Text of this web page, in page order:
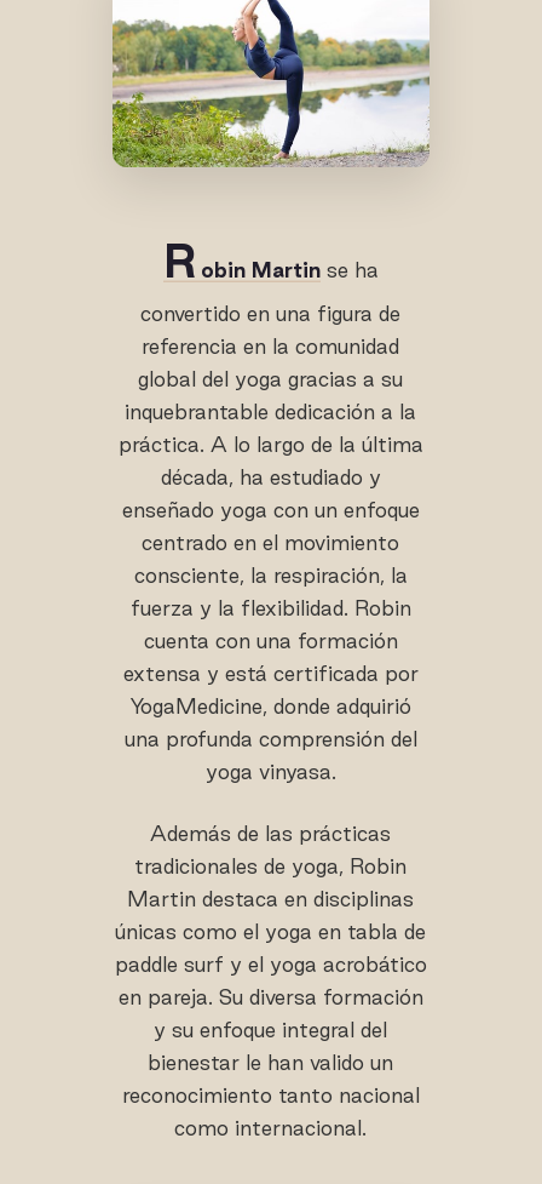
R obin Martinse ha
convertido en una figura de
referencia en la comunidad
global del yoga gracias a su
inquebrantable dedicación a la
práctica. A lo largo de la última
década, ha estudiado y
enseñado yoga con un enfoque
centrado en el movimiento
consciente, la respiración, la
fuerza y la flexibilidad. Robin
cuenta con una formación
extensa y está certificada por
YogaMedicine, donde adquirió
una profunda comprensión del
yoga vinyasa.
Además de las prácticas
tradicionales de yoga, Robin
Martin destaca en disciplinas
únicas como el yoga en tabla de
paddle surf y el yoga acrobático
en pareja. Su diversa formación
y su enfoque integral del
bienestar le han valido un
reconocimiento tanto nacional
como internacional.